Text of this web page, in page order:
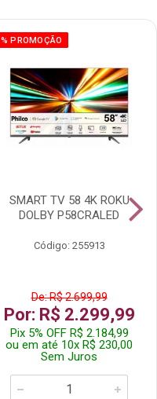
% PROMOÇÃO
SMART TV 58 4K ROKU
DOLBY P58CRALED
Código: 255913
De: R$ 2.699,99
Por: R$ 2.299,99
Pix 5% OFF R$ 2.184,99
ou em até 10x R$ 230,00
Sem Juros